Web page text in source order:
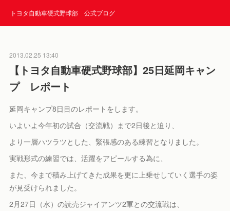
トヨタ自動車硬式野球部 公式ブログ
2013.02.25 13:40
【トヨタ自動車硬式野球部】25日延岡キャン
プ レポート
延岡キャンプ8日目のレポートをします。
いよいよ今年初の試合（交流戦）まで2日後と迫り、
より一層ハツラツとした、緊張感のある練習となりました。
実戦形式の練習では、活躍をアピールする為に、
また、今まで積み上げてきた成果を更に上乗せしていく選手の姿
が見受けられました。
2月27日（水）の読売ジャイアンツ2軍との交流戦は、